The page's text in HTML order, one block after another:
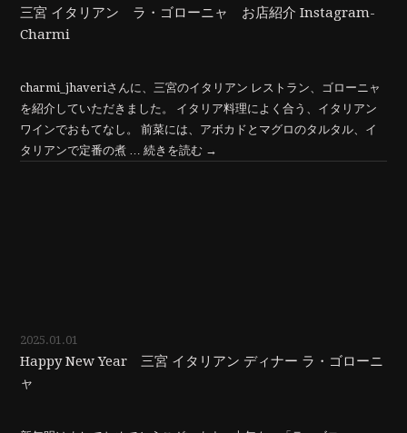
三宮 イタリアン ラ・ゴローニャ お店紹介 Instagram-
Charmi
charmi_jhaveriさんに、三宮のイタリアン レストラン、ゴローニャ
を紹介していただきました。 イタリア料理によく合う、イタリアン
ワインでおもてなし。 前菜には、アボカドとマグロのタルタル、イ
タリアンで定番の煮 …続きを読む →
2025.01.01
Happy New Year 三宮 イタリアン ディナー ラ・ゴローニ
ャ